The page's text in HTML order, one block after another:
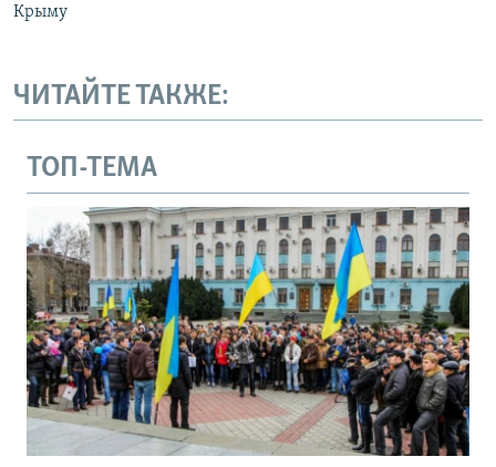
Крыму
ЧИТАЙТЕ ТАКЖЕ:
ТОП-ТЕМА